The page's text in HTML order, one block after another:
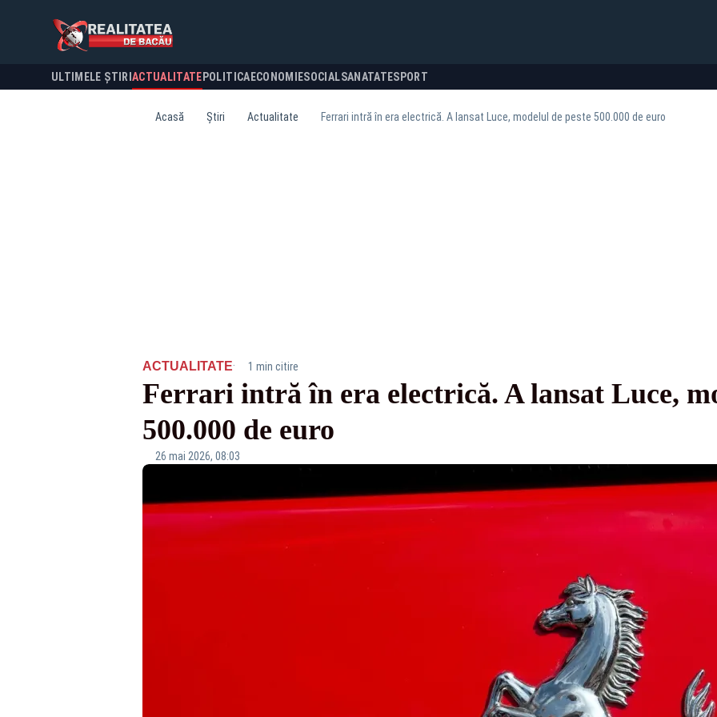
ULTIMELE ȘTIRI ACTUALITATE POLITICA ECONOMIESOCIALSANATATESPORT
Acasă Știri Actualitate Ferrari intră în era electrică. A lansat Luce, modelul de peste 500.000 de euro
ACTUALITATE· 1 min citire
Ferrari intră în era electrică. A lansat Luce,
500.000 de euro
26 mai 2026, 08:03